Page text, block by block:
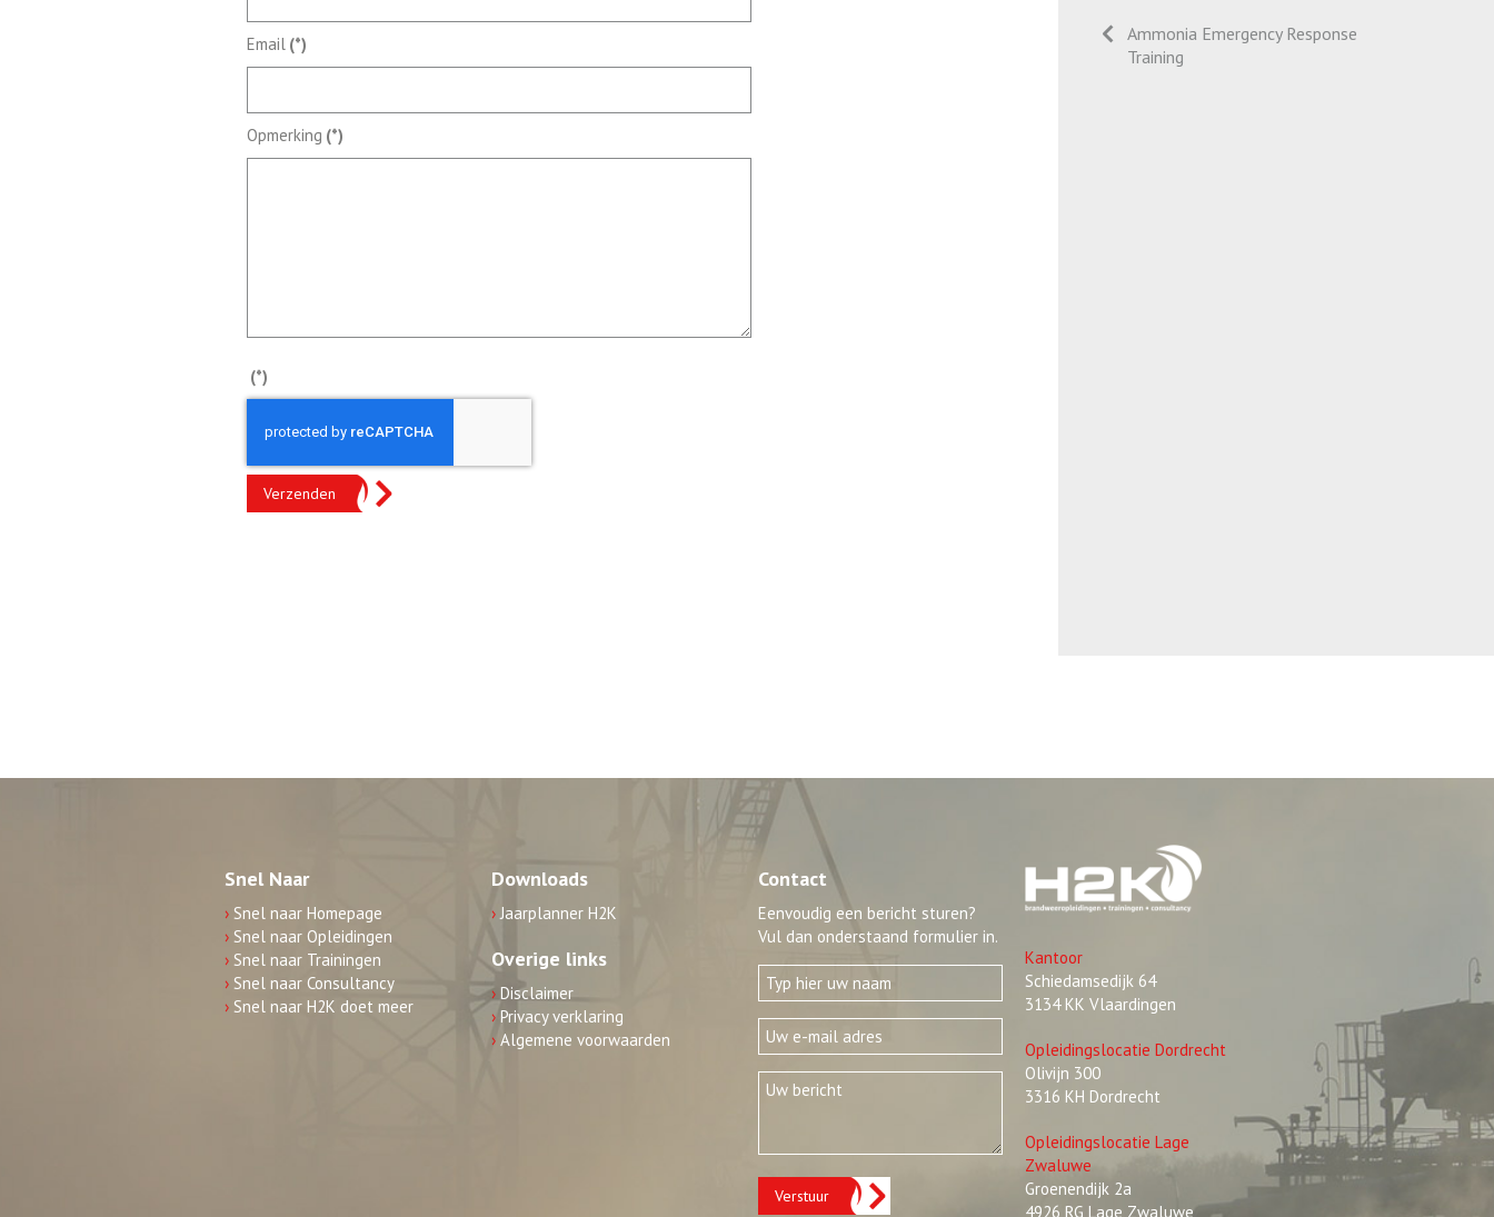
Email (*)
Opmerking (*)
(*)
Verzenden
Ammonia Emergency Response
Training
Snel Naar
› Snel naar Homepage
› Snel naar Opleidingen
› Snel naar Trainingen
› Snel naar Consultancy
› Snel naar H2K doet meer
Downloads
› Jaarplanner H2K
Overige links
› Disclaimer
› Privacy verklaring
› Algemene voorwaarden
Contact
Eenvoudig een bericht sturen?
Vul dan onderstaand formulier in.
Verstuur
Kantoor
Schiedamsedijk 64
3134 KK Vlaardingen
Opleidingslocatie Dordrecht
Olivijn 300
3316 KH Dordrecht
Opleidingslocatie Lage
Zwaluwe
Groenendijk 2a
4926 RG Lage Zwaluwe